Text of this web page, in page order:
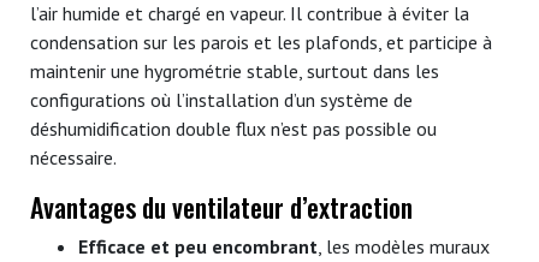
l’air humide et chargé en vapeur. Il contribue à éviter la
condensation sur les parois et les plafonds, et participe à
maintenir une hygrométrie stable, surtout dans les
configurations où l’installation d’un système de
déshumidification double flux n’est pas possible ou
nécessaire.
Avantages du ventilateur d’extraction
Efficace et peu encombrant, les modèles muraux